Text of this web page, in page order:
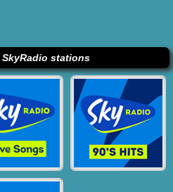
stations